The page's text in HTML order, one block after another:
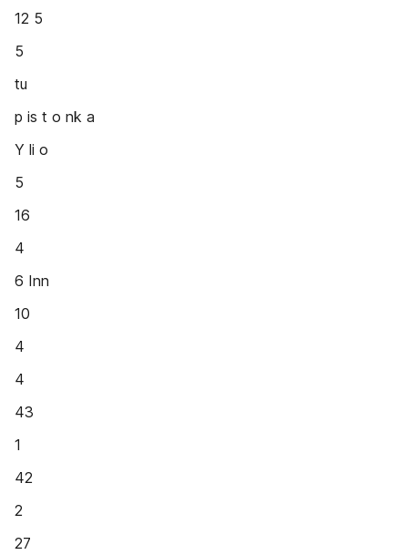
12 5
5
tu
p is t o nk a
Y li o
5
16
4
6 Inn
10
4
4
43
1
42
2
27